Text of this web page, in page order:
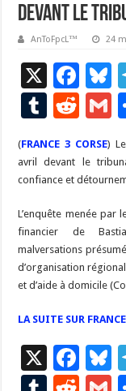
devant le
AnToFpcL™ 24
X
F
ac
e
b
o
o
k
T
m
bl
r
R
d
di
t
l
(FRANCE 3 CORSE)
avril devant le
confiance et
L’enquête menée par
financier de
malversations
d’organisation
et d’aide à domicile
LA SUITE SUR
X
F
ac